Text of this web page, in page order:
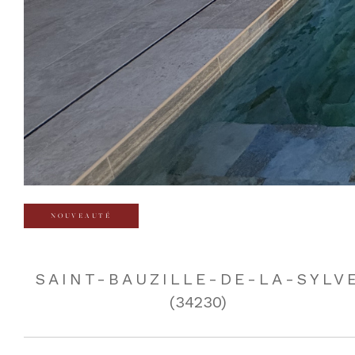
NOUVEAUTÉ
SAINT-BAUZILLE-DE-LA-
(34230)